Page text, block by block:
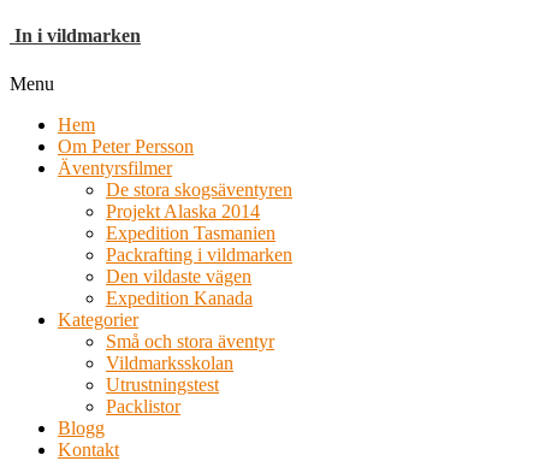
In i vildmarken
Menu
Hem
Om Peter Persson
Äventyrsfilmer
De stora skogsäventyren
Projekt Alaska 2014
Expedition Tasmanien
Packrafting i vildmarken
Den vildaste vägen
Expedition Kanada
Kategorier
Små och stora äventyr
Vildmarksskolan
Utrustningstest
Packlistor
Blogg
Kontakt